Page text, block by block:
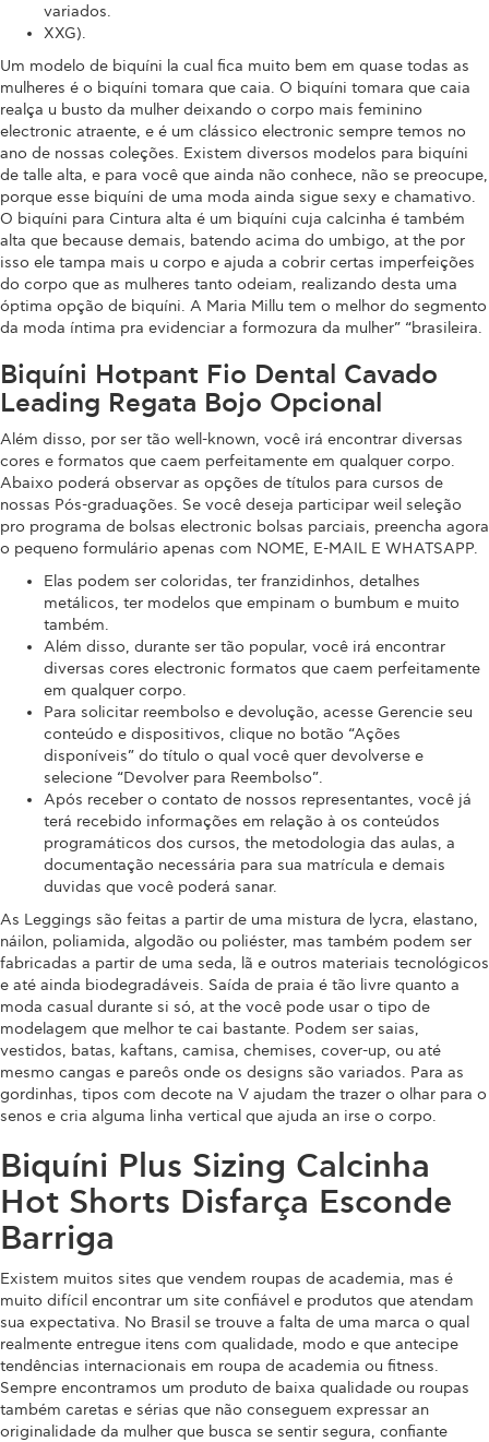
variados.
XXG).
Um modelo de biquíni la cual fica muito bem em quase todas as
mulheres é o biquíni tomara que caia. O biquíni tomara que caia
realça u busto da mulher deixando o corpo mais feminino
electronic atraente, e é um clássico electronic sempre temos no
ano de nossas coleções. Existem diversos modelos para biquíni
de talle alta, e para você que ainda não conhece, não se preocupe,
porque esse biquíni de uma moda ainda sigue sexy e chamativo.
O biquíni para Cintura alta é um biquíni cuja calcinha é também
alta que because demais, batendo acima do umbigo, at the por
isso ele tampa mais u corpo e ajuda a cobrir certas imperfeições
do corpo que as mulheres tanto odeiam, realizando desta uma
óptima opção de biquíni. A Maria Millu tem o melhor do segmento
da moda íntima pra evidenciar a formozura da mulher” “brasileira.
Biquíni Hotpant Fio Dental Cavado
Leading Regata Bojo Opcional
Além disso, por ser tão well-known, você irá encontrar diversas
cores e formatos que caem perfeitamente em qualquer corpo.
Abaixo poderá observar as opções de títulos para cursos de
nossas Pós-graduações. Se você deseja participar weil seleção
pro programa de bolsas electronic bolsas parciais, preencha agora
o pequeno formulário apenas com NOME, E-MAIL E WHATSAPP.
Elas podem ser coloridas, ter franzidinhos, detalhes
metálicos, ter modelos que empinam o bumbum e muito
também.
Além disso, durante ser tão popular, você irá encontrar
diversas cores electronic formatos que caem perfeitamente
em qualquer corpo.
Para solicitar reembolso e devolução, acesse Gerencie seu
conteúdo e dispositivos, clique no botão “Ações
disponíveis” do título o qual você quer devolverse e
selecione “Devolver para Reembolso”.
Após receber o contato de nossos representantes, você já
terá recebido informações em relação à os conteúdos
programáticos dos cursos, the metodologia das aulas, a
documentação necessária para sua matrícula e demais
duvidas que você poderá sanar.
As Leggings são feitas a partir de uma mistura de lycra, elastano,
náilon, poliamida, algodão ou poliéster, mas também podem ser
fabricadas a partir de uma seda, lã e outros materiais tecnológicos
e até ainda biodegradáveis. Saída de praia é tão livre quanto a
moda casual durante si só, at the você pode usar o tipo de
modelagem que melhor te cai bastante. Podem ser saias,
vestidos, batas, kaftans, camisa, chemises, cover-up, ou até
mesmo cangas e pareôs onde os designs são variados. Para as
gordinhas, tipos com decote na V ajudam the trazer o olhar para o
senos e cria alguma linha vertical que ajuda an irse o corpo.
Biquíni Plus Sizing Calcinha
Hot Shorts Disfarça Esconde
Barriga
Existem muitos sites que vendem roupas de academia, mas é
muito difícil encontrar um site confiável e produtos que atendam
sua expectativa. No Brasil se trouve a falta de uma marca o qual
realmente entregue itens com qualidade, modo e que antecipe
tendências internacionais em roupa de academia ou fitness.
Sempre encontramos um produto de baixa qualidade ou roupas
também caretas e sérias que não conseguem expressar an
originalidade da mulher que busca se sentir segura, confiante